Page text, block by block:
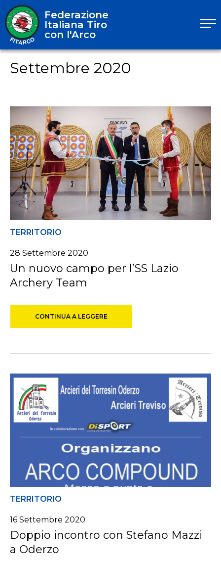
Federazione
Italiana Tiro
con l'Arco
Settembre 2020
TERRITORIO
28 Settembre 2020
Un nuovo campo per l’SS Lazio
Archery Team
CONTINUA A LEGGERE
TERRITORIO
16 Settembre 2020
Doppio incontro con Stefano Mazzi
a Oderzo